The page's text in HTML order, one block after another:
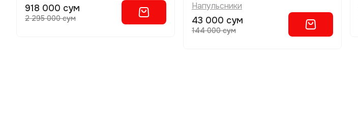
918 000 сум
2 295 000 сум
Напульсники
43 000 сум
144 000 сум